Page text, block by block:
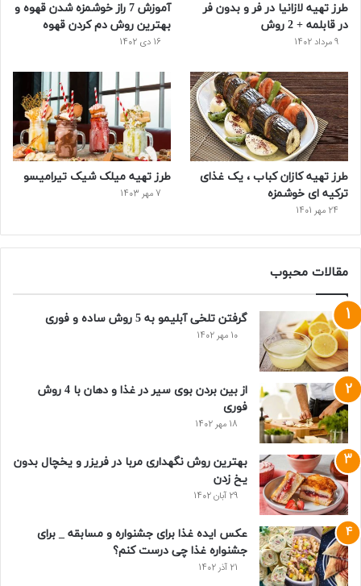
ت
طرز تهیه لازانیا در فر و بدون فر
در قابلمه + 2 روش
9 مرداد 1402
آموزش 7 راز خوشمزه شدن قهوه و
بهترین روش دم کردن قهوه
16 دی 1402
طرز تهیه کازان کباب ، یک غذای
ترکیه ای خوشمزه
24 مهر 1401
طرز تهیه میلک شیک تیرامیسو
7 مهر 1403
مقالات محبوب
گرفتن تلخی آبلیمو به 5 روش ساده و فوری
10 مهر 1402
از بین بردن بوی سیر در غذا و دهان با 4 روش
فوری
18 مهر 1402
بهترین روش نگهداری مربا در فریزر و یخچال بدون
یخ زدن
29 آبان 1402
عکس ایده غذا برای جشنواره و مسابقه _ برای
جشنواره غذا چی درست کنم؟
21 آذر 1402